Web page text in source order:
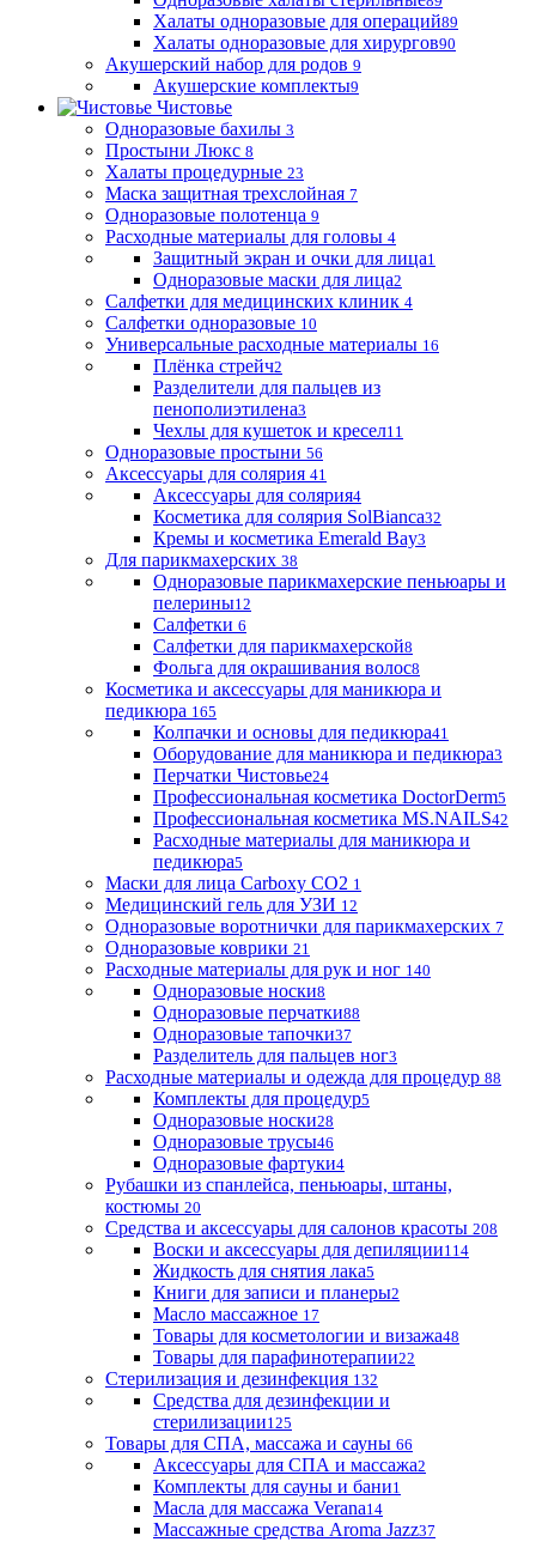
Халаты одноразовые для операций89
Халаты одноразовые для хирургов90
Акушерский набор для родов 9
Акушерские комплекты9
Чистовье
Одноразовые бахилы 3
Простыни Люкс 8
Халаты процедурные 23
Маска защитная трехслойная 7
Одноразовые полотенца 9
Расходные материалы для головы 4
Защитный экран и очки для лица1
Одноразовые маски для лица2
Салфетки для медицинских клиник 4
Салфетки одноразовые 10
Универсальные расходные материалы 16
Плёнка стрейч2
Разделители для пальцев из
пенополиэтилена3
Чехлы для кушеток и кресел11
Одноразовые простыни 56
Аксессуары для солярия 41
Аксессуары для солярия4
Косметика для солярия SolBianca32
Кремы и косметика Emerald Bay3
Для парикмахерских 38
Одноразовые парикмахерские пеньюары и
пелерины12
Салфетки 6
Салфетки для парикмахерской8
Фольга для окрашивания волос8
Косметика и аксессуары для маникюра и
педикюра 165
Колпачки и основы для педикюра41
Оборудование для маникюра и педикюра3
Перчатки Чистовье24
Профессиональная косметика DoctorDerm5
Профессиональная косметика MS.NAILS42
Расходные материалы для маникюра и
педикюра5
Маски для лица Carboxy CO2 1
Медицинский гель для УЗИ 12
Одноразовые воротнички для парикмахерских 7
Одноразовые коврики 21
Расходные материалы для рук и ног 140
Одноразовые носки8
Одноразовые перчатки88
Одноразовые тапочки37
Разделитель для пальцев ног3
Расходные материалы и одежда для процедур 88
Комплекты для процедур5
Одноразовые носки28
Одноразовые трусы46
Одноразовые фартуки4
Рубашки из спанлейса, пеньюары, штаны,
костюмы 20
Средства и аксессуары для салонов красоты 208
Воски и аксессуары для депиляции114
Жидкость для снятия лака5
Книги для записи и планеры2
Масло массажное 17
Товары для косметологии и визажа48
Товары для парафинотерапии22
Стерилизация и дезинфекция 132
Средства для дезинфекции и
стерилизации125
Товары для СПА, массажа и сауны 66
Аксессуары для СПА и массажа2
Комплекты для сауны и бани1
Масла для массажа Verana14
Массажные средства Aroma Jazz37